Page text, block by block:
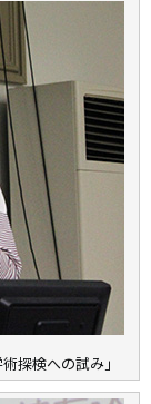
探検への試み」